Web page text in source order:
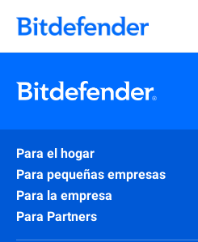
Para el hogar
Para pequeñas empresas
Para la empresa
Para Partners